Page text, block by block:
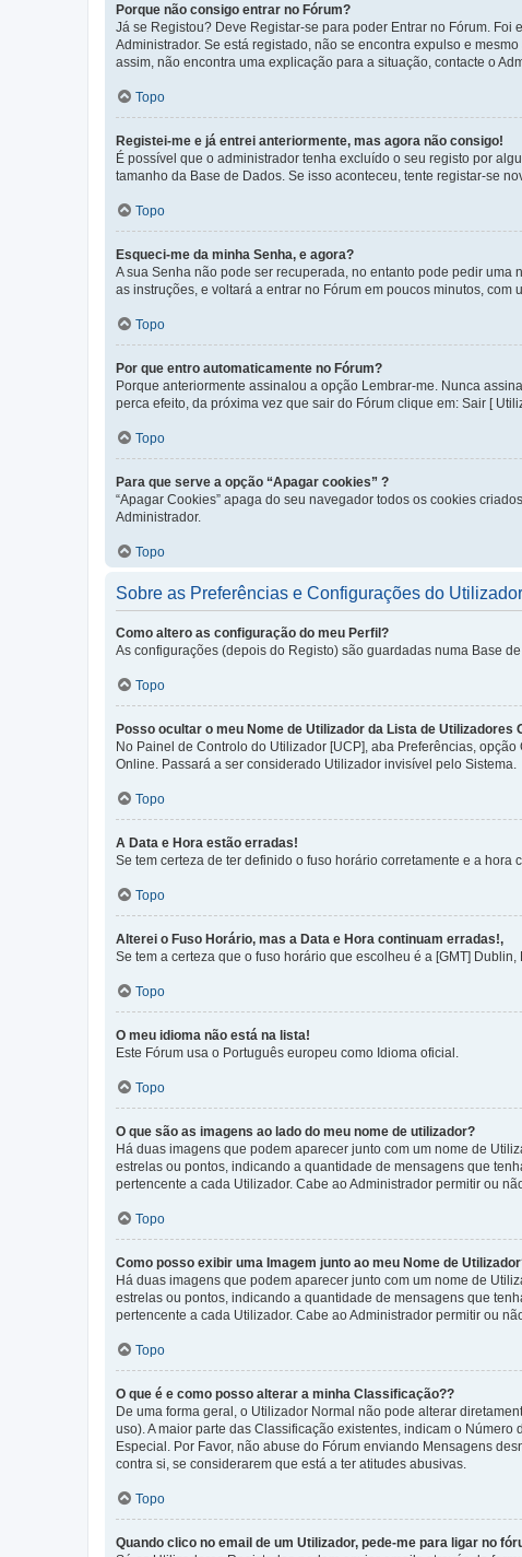
Porque não consigo entrar no Fórum?
Já se Registou? Deve Registar-se para poder Entrar no Fórum.
Administrador. Se está registado, não se encontra expulso e
assim, não encontra uma explicação para a situação, contacte o
Topo
Registei-me e já entrei anteriormente, mas agora não consigo!
É possível que o administrador tenha excluído o seu registo por
tamanho da Base de Dados. Se isso aconteceu, tente registar-se
Topo
Esqueci-me da minha Senha, e agora?
A sua Senha não pode ser recuperada, no entanto pode pedir
as instruções, e voltará a entrar no Fórum em poucos minutos, com
Topo
Por que entro automaticamente no Fórum?
Porque anteriormente assinalou a opção Lembrar-me. Nunca
perca efeito, da próxima vez que sair do Fórum clique em: Sair [
Topo
Para que serve a opção “Apagar cookies” ?
“Apagar Cookies” apaga do seu navegador todos os cookies
Administrador.
Topo
Sobre as Preferências e Configurações do Utilizador
Como altero as configuração do meu Perfil?
As configurações (depois do Registo) são guardadas numa Base
Topo
Posso ocultar o meu Nome de Utilizador da Lista de Utilizadores
No Painel de Controlo do Utilizador [UCP], aba Preferências,
Online. Passará a ser considerado Utilizador invisível pelo Sistema.
Topo
A Data e Hora estão erradas!
Se tem certeza de ter definido o fuso horário corretamente e a
Topo
Alterei o Fuso Horário, mas a Data e Hora continuam erradas!,
Se tem a certeza que o fuso horário que escolheu é a [GMT]
Topo
O meu idioma não está na lista!
Este Fórum usa o Português europeu como Idioma oficial.
Topo
O que são as imagens ao lado do meu nome de utilizador?
Há duas imagens que podem aparecer junto com um nome de
estrelas ou pontos, indicando a quantidade de mensagens que
pertencente a cada Utilizador. Cabe ao Administrador permitir ou
Topo
Como posso exibir uma Imagem junto ao meu Nome de
Há duas imagens que podem aparecer junto com um nome de
estrelas ou pontos, indicando a quantidade de mensagens que
pertencente a cada Utilizador. Cabe ao Administrador permitir ou
Topo
O que é e como posso alterar a minha Classificação??
De uma forma geral, o Utilizador Normal não pode alterar
uso). A maior parte das Classificação existentes, indicam o
Especial. Por Favor, não abuse do Fórum enviando Mensagens
contra si, se considerarem que está a ter atitudes abusivas.
Topo
Quando clico no email de um Utilizador, pede-me para ligar no